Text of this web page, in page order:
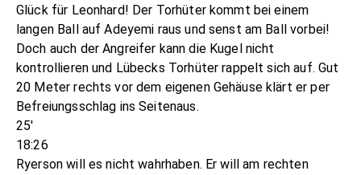
Glück für Leonhard! Der Torhüter kommt bei einem
langen Ball auf Adeyemi raus und senst am Ball vorbei!
Doch auch der Angreifer kann die Kugel nicht
kontrollieren und Lübecks Torhüter rappelt sich auf. Gut
20 Meter rechts vor dem eigenen Gehäuse klärt er per
Befreiungsschlag ins Seitenaus.
25'
18:26
Ryerson will es nicht wahrhaben. Er will am rechten